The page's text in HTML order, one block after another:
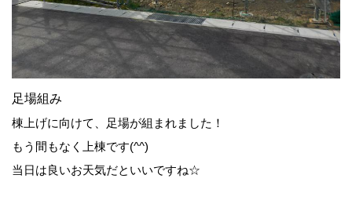
足場組み
棟上げに向けて、足場が組まれました！
もう間もなく上棟です(^^)
当日は良いお天気だといいですね☆